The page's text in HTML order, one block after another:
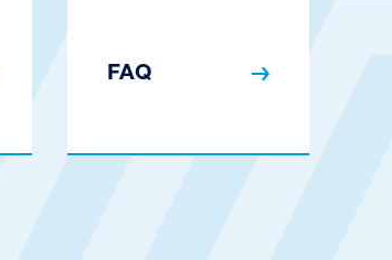
FAQ